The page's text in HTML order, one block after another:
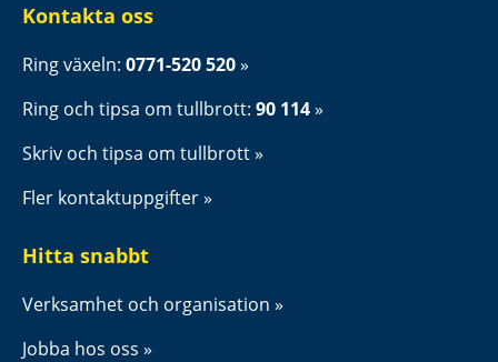
Kontakta oss
Ring växeln: 0771-520 520
Ring och tipsa om tullbrott: 90 114
Skriv och tipsa om tullbrott
Fler kontaktuppgifter
Hitta snabbt
Verksamhet och organisation
Jobba hos oss